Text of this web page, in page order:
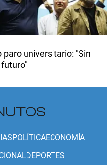
paro universitario: "Sin
POLÍTICAECONOMÍA
DEPORTES